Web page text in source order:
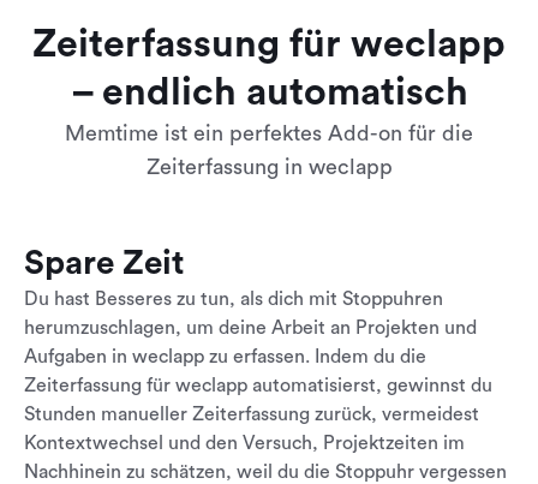
Zeiterfassung für weclapp
– endlich automatisch
Memtime ist ein perfektes Add-on für die
Zeiterfassung in weclapp
Spare Zeit
Du hast Besseres zu tun, als dich mit Stoppuhren
herumzuschlagen, um deine Arbeit an Projekten und
Aufgaben in weclapp zu erfassen. Indem du die
Zeiterfassung für weclapp automatisierst, gewinnst du
Stunden manueller Zeiterfassung zurück, vermeidest
Kontextwechsel und den Versuch, Projektzeiten im
Nachhinein zu schätzen, weil du die Stoppuhr vergessen